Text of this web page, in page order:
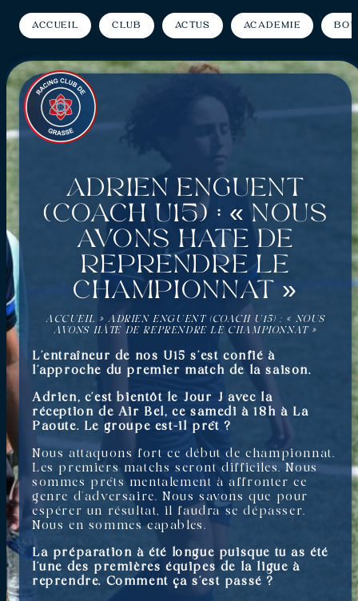
Accueil Club Actus Académie
Adrien Enguent
(coach U15) : « Nous
avons hâte de
reprendre le
championnat »
ACCUEIL » ADRIEN ENGUENT (COACH U15) : « NOUS
AVONS HÂTE DE REPRENDRE LE CHAMPIONNAT »
L’entraîneur de nos U15 s’est confié à
l’approche du premier match de la saison.
Adrien, c’est bientôt le Jour J avec la
réception de Air Bel, ce samedi à 18h à La
Paoute. Le groupe est-il prêt ?
Nous attaquons fort ce début de championnat.
Les premiers matchs seront difficiles. Nous
sommes prêts mentalement à affronter ce
genre d’adversaire. Nous savons que pour
espérer un résultat, il faudra se dépasser.
Nous en sommes capables.
La préparation à été longue puisque tu as été
l’une des premières équipes de la ligue à
reprendre. Comment ça s’est passé ?